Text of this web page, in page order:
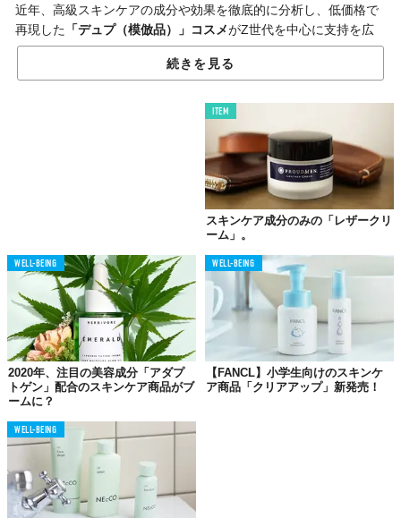
近年、高級スキンケアの成分や効果を徹底的に分析し、低価格で
再現した 「デュプ（模倣品）」コスメがZ世代を中心に支持を広
げている。
高級ブランドの壁を打ち破る
「Skincare Generics」
美容情報サイト「Beauty Independent」によると、今年10月、美
容業界に一石を投じる新ブランド「Skincare Generics」がデビュ
"ジェネリックスキンケア"
デュプ商品を展開、早くも話題となっている。
デビューラインナップとして登場したのは、3種類のアイテムで価
格はすべて39.99ドル。注目すべきは、成分の類似性だ。なんと
「Augustinus Bader」の432ドルのリッチクリームや「Dr.
Barbara Sturm」の325ドルのヒアルロン酸セラムと、少なくとも
80%もの成分が同じというのだから驚きだ。
創設者Will Henderson氏は「高級ブランドだからといって、特別
を、もっと手軽な価格で提供したい」と「Beauty Independent」
語っている 。
続きを見る
ITEM
スキンケア成分のみの「レザークリ
ーム」。
WELL-BEING
2020年、注目の美容成分「アダプ
トゲン」配合のスキンケア商品がブ
ームに？
WELL-BEING
【FANCL】小学生向けのスキンケ
ア商品「クリアアップ」新発売！
WELL-BEING